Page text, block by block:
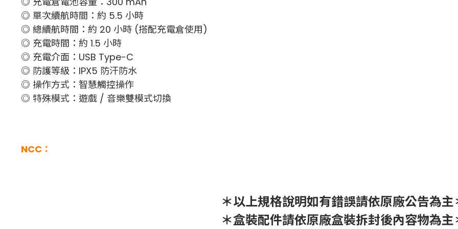
◎ 單次續航時間：約 5.5 小時
◎ 總續航時間：約 20 小時 (搭配充電倉使用)
◎ 充電時間：約 1.5 小時
◎ 充電介面：USB Type-C
◎ 防護等級：IPX5 防汗防水
◎ 操作方式：智慧觸控操作
◎ 特殊模式：遊戲 / 音樂雙模式切換
NCC：
＊以上規格說明如有錯誤請依原廠公告為主
＊盒裝配件請依原廠盒裝拆封後內容物為主